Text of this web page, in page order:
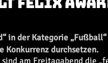
FELIX
in der Kategorie
Konkurrenz durchsetzen.
am Freitagabend die